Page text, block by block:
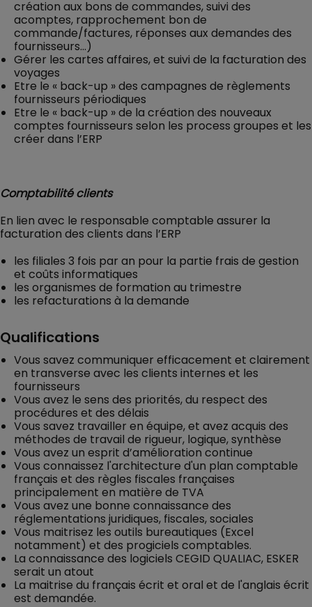
création aux bons de commandes, suivi des
acomptes, rapprochement bon de
commande/factures, réponses aux demandes des
fournisseurs…)
Gérer les cartes affaires, et suivi de la facturation des
voyages
Etre le « back-up » des campagnes de règlements
fournisseurs périodiques
Etre le « back-up » de la création des nouveaux
comptes fournisseurs selon les process groupes et les
créer dans l’ERP
Comptabilité clients
En lien avec le responsable comptable assurer la
facturation des clients dans l’ERP
les filiales 3 fois par an pour la partie frais de gestion
et coûts informatiques
les organismes de formation au trimestre
les refacturations à la demande
Qualifications
Vous savez communiquer efficacement et clairement
en transverse avec les clients internes et les
fournisseurs
Vous avez le sens des priorités, du respect des
procédures et des délais
Vous savez travailler en équipe, et avez acquis des
méthodes de travail de rigueur, logique, synthèse
Vous avez un esprit d’amélioration continue
Vous connaissez l'architecture d'un plan comptable
français et des règles fiscales françaises
principalement en matière de TVA
Vous avez une bonne connaissance des
réglementations juridiques, fiscales, sociales
Vous maitrisez les outils bureautiques (Excel
notamment) et des progiciels comptables.
La connaissance des logiciels CEGID QUALIAC, ESKER
serait un atout
La maitrise du français écrit et oral et de l'anglais écrit
est demandée.